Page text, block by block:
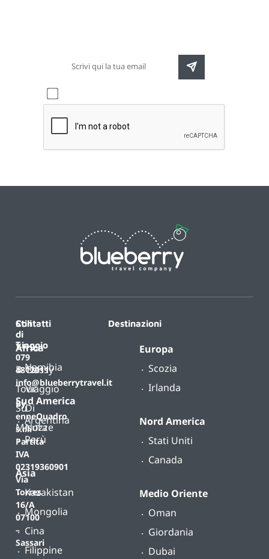
Contatti
T.
079
4812011
info@blueberrytravel.it
By
enneQuadro
s.r.l.
Partita
IVA
02319360901
Via
Torres
16/A
07100
–
Sassari
Destinazioni
Africa
Namibia
Sud America
Argentina
Perù
Asia
Kazakistan
Mongolia
Cina
Filippine
Europa
Scozia
Irlanda
Nord America
Stati Uniti
Canada
Medio Oriente
Oman
Giordania
Dubai
Stili
di
viaggio
B-
Tour
Su
Misura
Classy
Viaggio
Di
Nozze